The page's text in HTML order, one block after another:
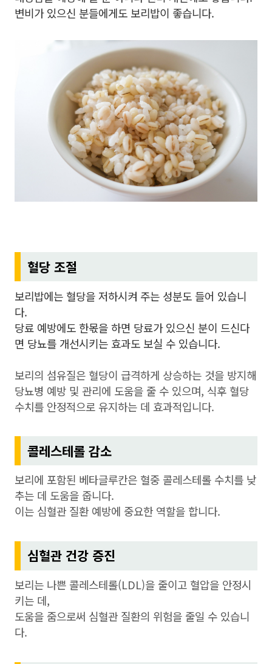
변비가 있으신 분들에게도 보리밥이 좋습니다.
혈당 조절
보리밥에는 혈당을 저하시켜 주는 성분도 들어 있습니
다.
당료 예방에도 한몫을 하면 당료가 있으신 분이 드신다
면 당뇨를 개선시키는 효과도 보실 수 있습니다.
보리의 섬유질은 혈당이 급격하게 상승하는 것을 방지해
당뇨병 예방 및 관리에 도움을 줄 수 있으며, 식후 혈당
수치를 안정적으로 유지하는 데 효과적입니다.
콜레스테롤 감소
보리에 포함된 베타글루칸은 혈중 콜레스테롤 수치를 낮
추는 데 도움을 줍니다.
이는 심혈관 질환 예방에 중요한 역할을 합니다.
심혈관 건강 증진
보리는 나쁜 콜레스테롤(LDL)을 줄이고 혈압을 안정시
키는 데,
도움을 줌으로써 심혈관 질환의 위험을 줄일 수 있습니
다.